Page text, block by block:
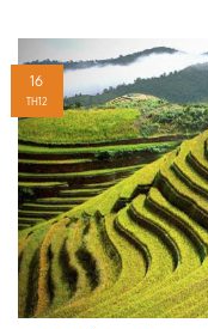
16
TH12